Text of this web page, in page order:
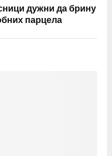
дужни да брину
парцела